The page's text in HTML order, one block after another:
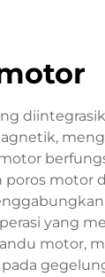
poros
yang
motor,